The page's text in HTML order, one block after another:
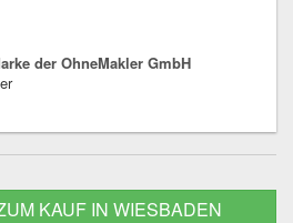
der OhneMakler GmbH
KAUF IN WIESBADEN